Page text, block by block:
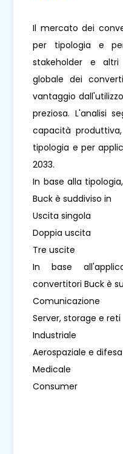
Il mercato dei
per tipologia e
stakeholder e
globale dei
vantaggio
preziosa. L'analisi
capacità
tipologia e per
2033.
In base alla
Buck è suddiviso in
Uscita singola
Doppia uscita
Tre uscite
In base
convertitori Buck è
Comunicazione
Server, storage e reti
Industriale
Aerospaziale e difesa
Medicale
Consumer